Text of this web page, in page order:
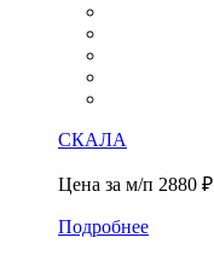
СКАЛА
Цена за м/п 2880 ₽
Подробнее